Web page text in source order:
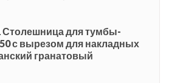
Столешница для тумбы-
с вырезом для накладных
гранатовый